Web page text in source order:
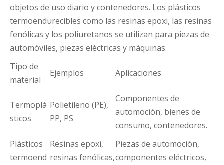
objetos de uso diario y contenedores. Los plásticos
termoendurecibles como las resinas epoxi, las resinas
fenólicas y los poliuretanos se utilizan para piezas de
automóviles, piezas eléctricas y máquinas.
Tipo de
material
Ejemplos Aplicaciones
Termoplá
sticos
Polietileno (PE),
PP, PS
Componentes de
automoción, bienes de
consumo, contenedores.
Plásticos
termoend
Resinas epoxi,
resinas fenólicas,
Piezas de automoción,
componentes eléctricos,